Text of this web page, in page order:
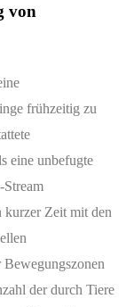
von
frühzeitig zu
eine unbefugte
kurzer Zeit mit den
der durch Tiere